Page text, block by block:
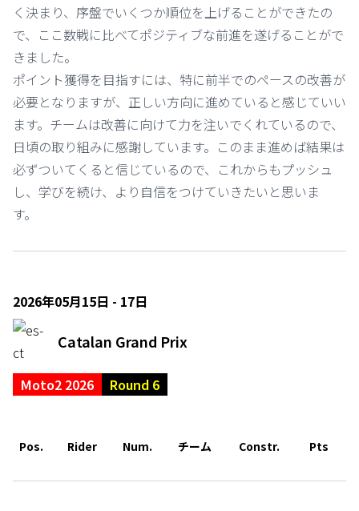
く決まり、序盤でいくつか順位を上げることができたの
で、ここ数戦に比べてポジティブな前進を遂げることがで
きました。
ポイント獲得を目指すには、特に前半でのペースの改善が
必要となりますが、正しい方向に進めていると感じていい
ます。チームは改善に向けて力を注いでくれているので、
日頃の取り組みに感謝しています。このまま進めば結果は
必ずついてくると信じているので、これからもプッシュ
し、学びを続け、より自信をつけていきたいと思いま
す。
2026年05月15日 - 17日
Catalan Grand Prix
Moto2 2026 Round 6
Pos. Rider Num. チーム Constr. Pts